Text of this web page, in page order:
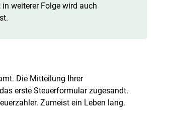
weiterer Folge wird auch
Die Mitteilung Ihrer
erste Steuerformular zugesandt.
Zumeist ein Leben lang.